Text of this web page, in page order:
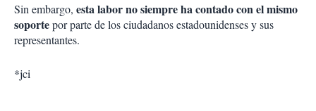
Sin embargo, esta labor no siempre ha contado con el mismo
soportepor parte de los ciudadanos estadounidenses y sus
representantes.
*jci